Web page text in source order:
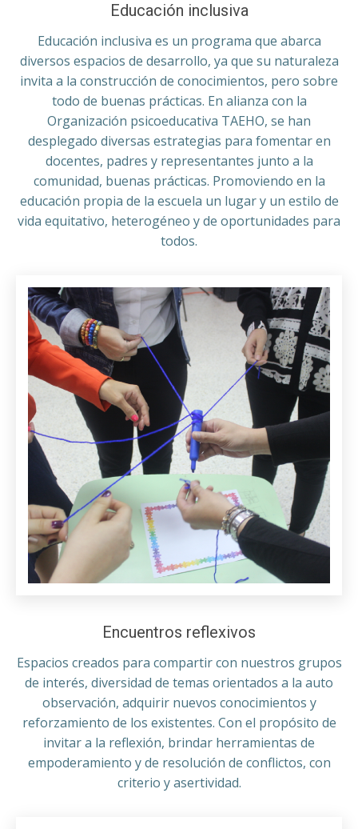
Educación inclusiva
Educación inclusiva es un programa que abarca
diversos espacios de desarrollo, ya que su naturaleza
invita a la construcción de conocimientos, pero sobre
todo de buenas prácticas. En alianza con la
Organización psicoeducativa TAEHO, se han
desplegado diversas estrategias para fomentar en
docentes, padres y representantes junto a la
comunidad, buenas prácticas. Promoviendo en la
educación propia de la escuela un lugar y un estilo de
vida equitativo, heterogéneo y de oportunidades para
todos.
Encuentros reflexivos
Espacios creados para compartir con nuestros grupos
de interés, diversidad de temas orientados a la auto
observación, adquirir nuevos conocimientos y
reforzamiento de los existentes. Con el propósito de
invitar a la reflexión, brindar herramientas de
empoderamiento y de resolución de conflictos, con
criterio y asertividad.